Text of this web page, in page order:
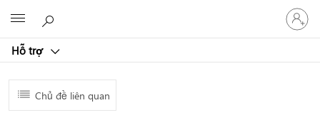
Hỗ trợ
Đăng
nhập
tài
Chủ đề liên quan